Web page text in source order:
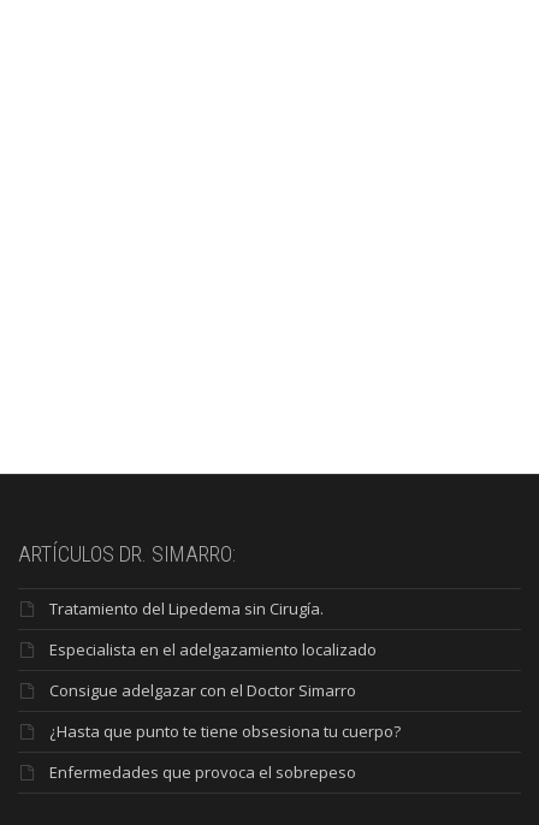
ARTÍCULOS DR. SIMARRO:
Tratamiento del Lipedema sin Cirugía.
Especialista en el adelgazamiento localizado
Consigue adelgazar con el Doctor Simarro
¿Hasta que punto te tiene obsesiona tu cuerpo?
Enfermedades que provoca el sobrepeso